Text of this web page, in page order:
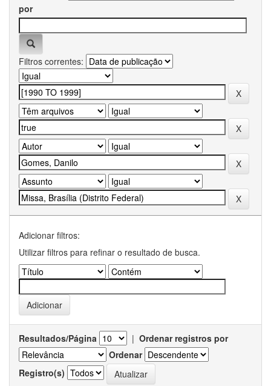
por
Filtros correntes:
Adicionar filtros:
Utilizar filtros para refinar o resultado de busca.
Resultados/Página | Ordenar registros por
Ordenar
Registro(s)